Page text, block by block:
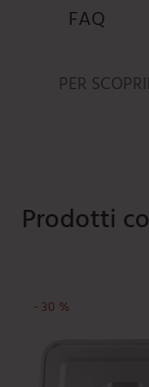
FAQ
PER
Prodotti
prodotto ha
- 30 %